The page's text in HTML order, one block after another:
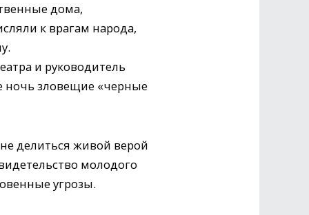
дома,
к врагам народа,
и руководитель
ночь зловещие «черные
делиться живой верой
молодого
угрозы.